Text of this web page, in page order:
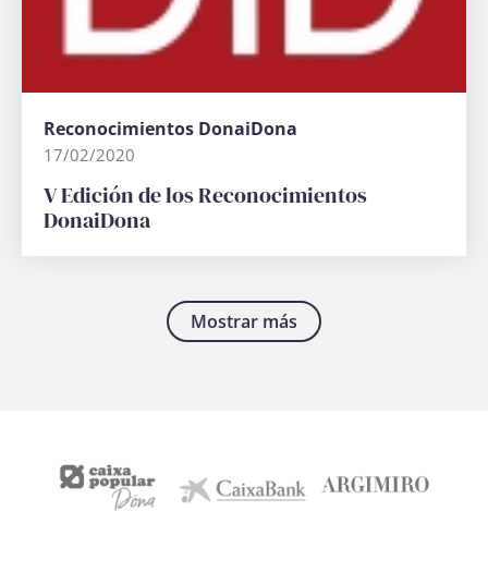
17/02/2020
V Edición de los Reconocimientos
DonaiDona
Reconocimientos DonaiDona
Mostrar más